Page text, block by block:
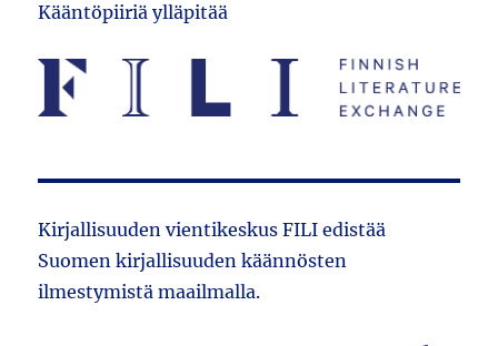
Kääntöpiiriä ylläpitää
Kirjallisuuden vientikeskus FILI edistää
Suomen kirjallisuuden käännösten
ilmestymistä maailmalla.